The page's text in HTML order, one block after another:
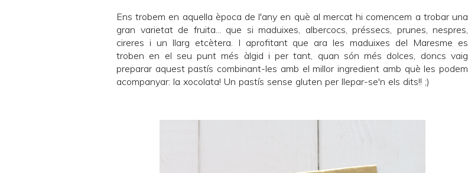
Ens trobem en aquella època de l'any en què al mercat hi comencem a trobar una
gran varietat de fruita... que si maduixes, albercocs, préssecs, prunes, nespres,
cireres i un llarg etcètera. I aprofitant que ara les maduixes del Maresme es
troben en el seu punt més àlgid i per tant, quan són més dolces, doncs vaig
preparar aquest pastís combinant-les amb el millor ingredient amb què les podem
acompanyar: la xocolata! Un pastís sense gluten per llepar-se'n els dits!! ;)